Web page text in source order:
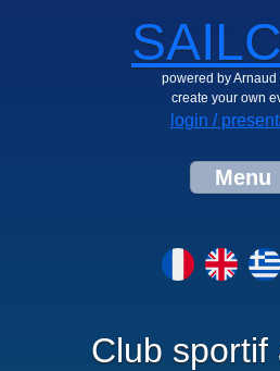
powered by Arnaud
create your own
login /
Menu
Club sportif